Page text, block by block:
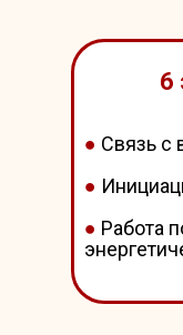
● Связь
●
● Работа
6